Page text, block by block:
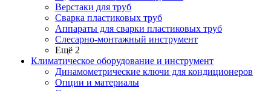
Верстаки для труб
Сварка пластиковых труб
Аппараты для сварки пластиковых труб
Слесарно-монтажный инструмент
Ещё 2
Климатическое оборудование и инструмент
Динамометрические ключи для кондиционеров
Опции и материалы